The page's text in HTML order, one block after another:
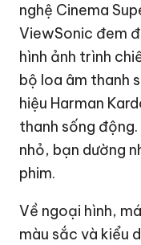
nghệ Cinema
ViewSonic đem
hình ảnh trình
bộ loa âm thanh
hiệu Harman
thanh sống
nhỏ, bạn dường
phim.
Về ngoại hình,
màu sắc và kiểu